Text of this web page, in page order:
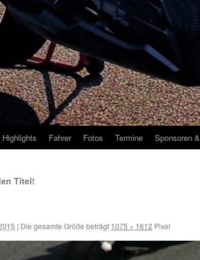
Highlights Fahrer Fotos Termine Sponsoren
Titel!
| Die gesamte Größe beträgt 1075 × 1612 Pixel